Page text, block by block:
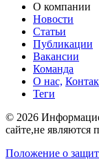
О компании
Новости
Статьи
Публикации
Вакансии
Команда
О нас,
Теги
© 2026
сайте,не являются
Положение о